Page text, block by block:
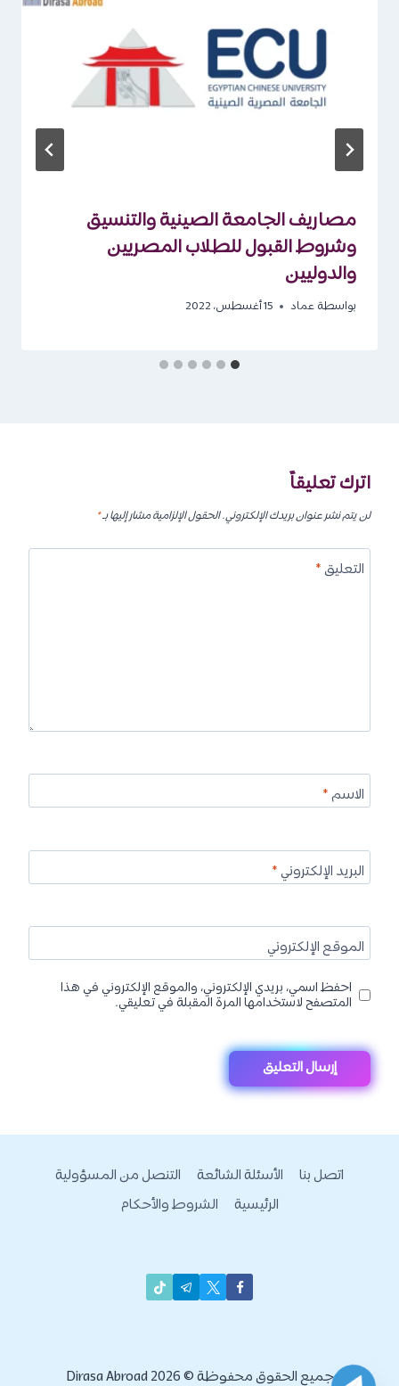
مصاريف الجامعة الصينية والتنسيق
وشروط القبول للطلاب المصريين
والدوليين
بواسطة عماد 15 أغسطس، 2022
اترك تعليقاً
لن يتم نشر عنوان بريدك الإلكتروني.الحقول الإلزامية مشار إليها بـ*
التعليق*
الاسم*
البريد الإلكتروني*
الموقع الإلكتروني
احفظ اسمي، بريدي الإلكتروني، والموقع الإلكتروني في هذا
المتصفح لاستخدامها المرة المقبلة في تعليقي.
اتصل بنا الأسئلة الشائعة
التنصل من المسؤولية
الرئيسية
الشروط والأحكام
جميع الحقوق محفوظة © 2026 Dirasa Abroad